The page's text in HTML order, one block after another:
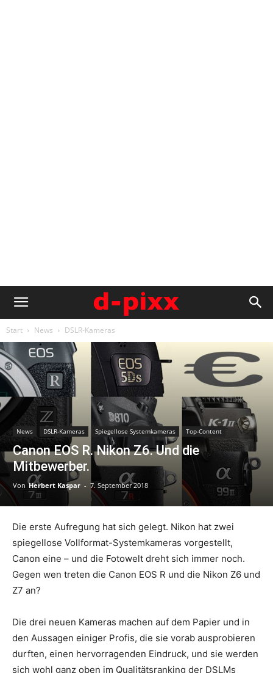
Start News DSLR-Kameras
News DSLR-Kameras Spiegellose Systemkameras Top-Content
Canon EOS R. Nikon Z6. Und die
Mitbewerber.
Von Herbert Kaspar - 7. September 2018
Die erste Aufregung hat sich gelegt. Nikon hat zwei
spiegellose Vollformat-Systemkameras vorgestellt,
Canon eine – und die Fotowelt dreht sich immer noch.
Gegen wen treten die Canon EOS R und die Nikon Z6 und
Z7 an?
Die drei neuen Kameras machen auf dem Papier und in
den Aussagen einiger Profis, die sie vorab ausprobieren
durften, einen hervorragenden Eindruck, und sie werden
sich wohl ganz oben im Qualitätsranking der DSLMs